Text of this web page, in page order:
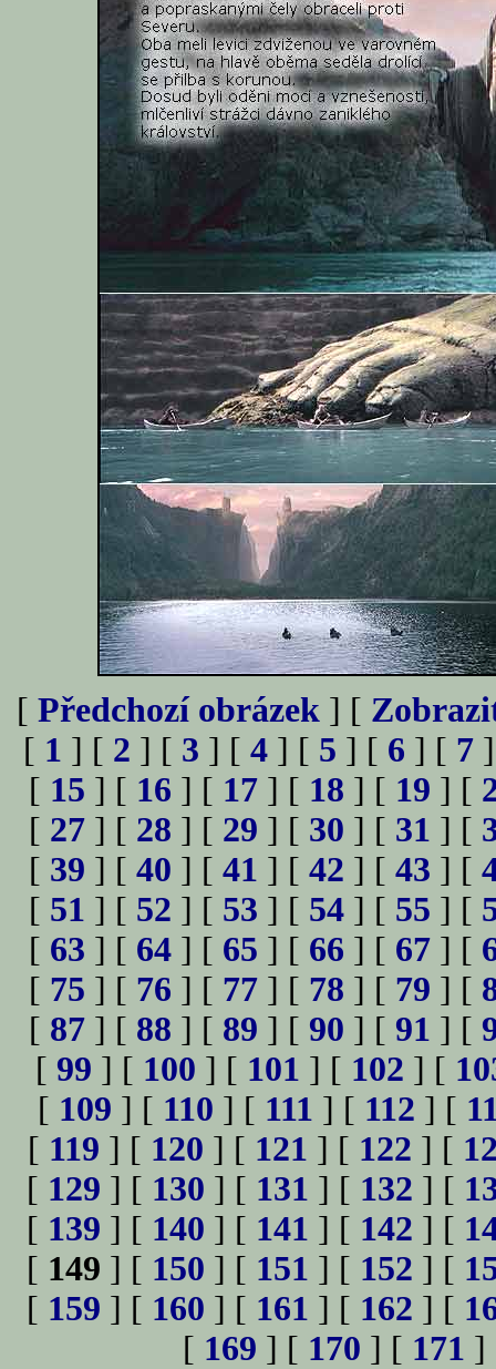
[ Předchozí obrázek ] [
[ 1 ] [ 2 ] [ 3 ] [ 4 ] [ 5 ] [ 6 ] [ 7
[ 15 ] [ 16 ] [ 17 ] [ 18 ] [ 19 ] [
[ 27 ] [ 28 ] [ 29 ] [ 30 ] [ 31 ] [
[ 39 ] [ 40 ] [ 41 ] [ 42 ] [ 43 ] [
[ 51 ] [ 52 ] [ 53 ] [ 54 ] [ 55 ] [
[ 63 ] [ 64 ] [ 65 ] [ 66 ] [ 67 ] [
[ 75 ] [ 76 ] [ 77 ] [ 78 ] [ 79 ] [
[ 87 ] [ 88 ] [ 89 ] [ 90 ] [ 91 ] [
[ 99 ] [ 100 ] [ 101 ] [ 102 ] [
[ 109 ] [ 110 ] [ 111 ] [ 112 ] [
[ 119 ] [ 120 ] [ 121 ] [ 122 ] [
[ 129 ] [ 130 ] [ 131 ] [ 132 ] [
[ 139 ] [ 140 ] [ 141 ] [ 142 ] [
[ 149 ] [ 150 ] [ 151 ] [ 152 ] [
[ 159 ] [ 160 ] [ 161 ] [ 162 ] [
[ 169 ] [ 170 ] [ 171 ]